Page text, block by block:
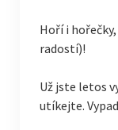
Hoří i
radostí)!
Už jste letos
utíkejte.